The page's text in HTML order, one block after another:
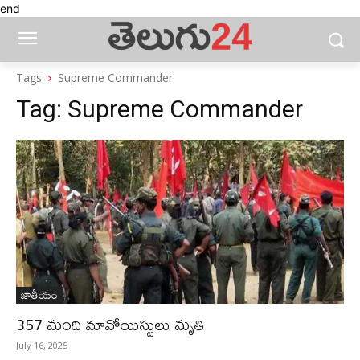
end
Tags Supreme Commander
Tag: Supreme Commander
జాతీయం
357 మంది మావోయిస్టులు మృతి
July 16, 2025